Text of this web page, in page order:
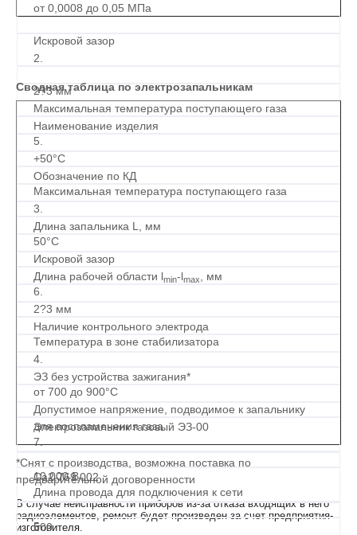
Искровой зазор
2?3 мм
5.
Максимальная температура поступающего газа
50°С
6.
Температура в зоне стабилизатора
от 700 до 900°С
7.
Длина провода для подключения к сети
от 0,0008 до 0,05 МПа
2.
Максимальная температура поступающего газа
+50°С
3.
Искровой зазор
2?3 мм
4.
Допустимое напряжение, подводимое к запальнику
для воспламенения газа
10 000 В
5.
Сводная таблица по электрозапальникам
Наименование изделия
Обозначение по КД
Длина запальника L, мм
Длина рабочей области lmin-lmax , мм
Наличие контрольного электрода
ЭЗ без устройства зажигания*
Электрозапальник газовый ЭЗ-00
Са2.769.002
500
*Снят с производства, возможна поставка по
предварительной договоренности
В случае неисправности приборов из-за отказа входящих в него
радиоэлементов, ремонт будет произведен за счет предприятия-
изготовителя.